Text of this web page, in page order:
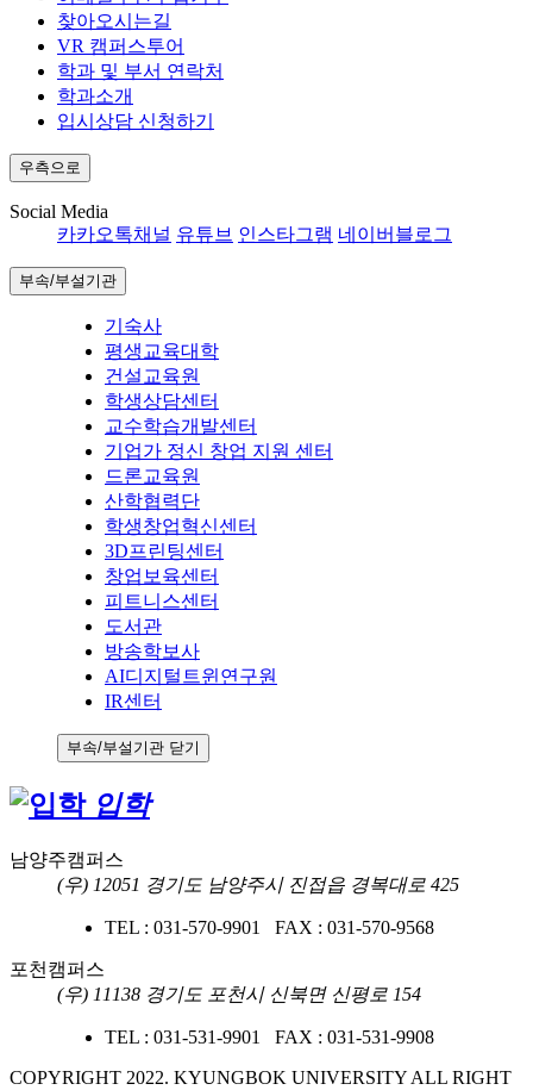
찾아오시는길
VR 캠퍼스투어
학과 및 부서 연락처
학과소개
입시상담 신청하기
우측으로
Social Media
카카오톡채널 유튜브 인스타그램 네이버블로그
부속/부설기관
기숙사
평생교육대학
건설교육원
학생상담센터
교수학습개발센터
기업가 정신 창업 지원 센터
드론교육원
산학협력단
학생창업혁신센터
3D프린팅센터
창업보육센터
피트니스센터
도서관
방송학보사
AI디지털트윈연구원
IR센터
부속/부설기관 닫기
입학
남양주캠퍼스
(우) 12051 경기도 남양주시 진접읍 경복대로 425
TEL : 031-570-9901 FAX : 031-570-9568
포천캠퍼스
(우) 11138 경기도 포천시 신북면 신평로 154
TEL : 031-531-9901 FAX : 031-531-9908
COPYRIGHT 2022. KYUNGBOK UNIVERSITY ALL RIGHT